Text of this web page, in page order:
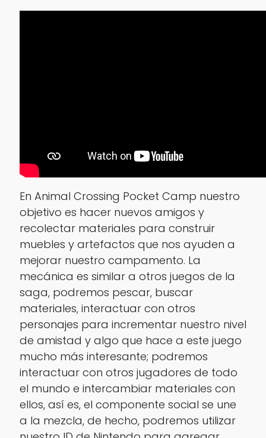
En Animal Crossing Pocket Camp nuestro
objetivo es hacer nuevos amigos y
recolectar materiales para construir
muebles y artefactos que nos ayuden a
mejorar nuestro campamento. La
mecánica es similar a otros juegos de la
saga, podremos pescar, buscar
materiales, interactuar con otros
personajes para incrementar nuestro nivel
de amistad y algo que hace a este juego
mucho más interesante; podremos
interactuar con otros jugadores de todo
el mundo e intercambiar materiales con
ellos, así es, el componente social se une
a la mezcla, de hecho, podremos utilizar